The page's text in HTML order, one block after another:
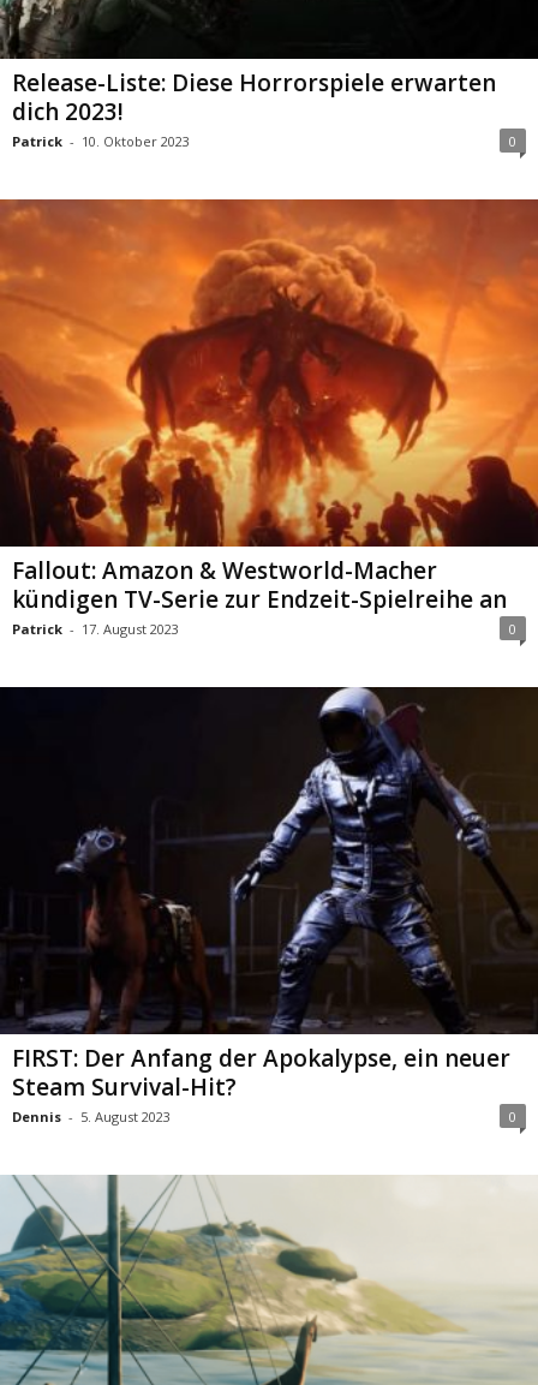
Release-Liste: Diese Horrorspiele erwarten
dich 2023!
Patrick - 10. Oktober 2023 0
Fallout: Amazon & Westworld-Macher
kündigen TV-Serie zur Endzeit-Spielreihe an
Patrick - 17. August 2023 0
FIRST: Der Anfang der Apokalypse, ein neuer
Steam Survival-Hit?
Dennis - 5. August 2023 0